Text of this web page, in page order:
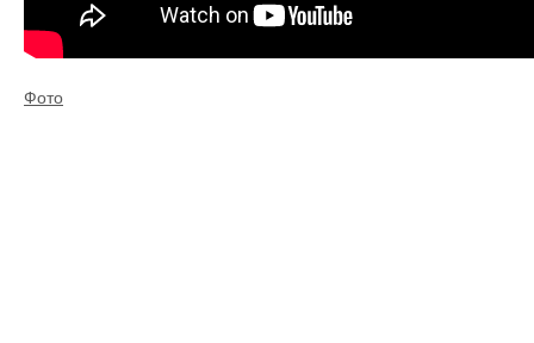
Фото